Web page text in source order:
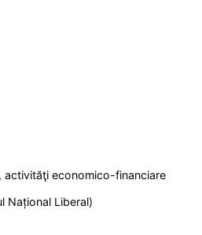
activităţi economico-financiare
Național Liberal)